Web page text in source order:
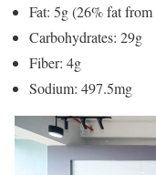
Fat: 5g (26% fat
Carbohydrates: 29g
Fiber: 4g
Sodium: 497.5mg